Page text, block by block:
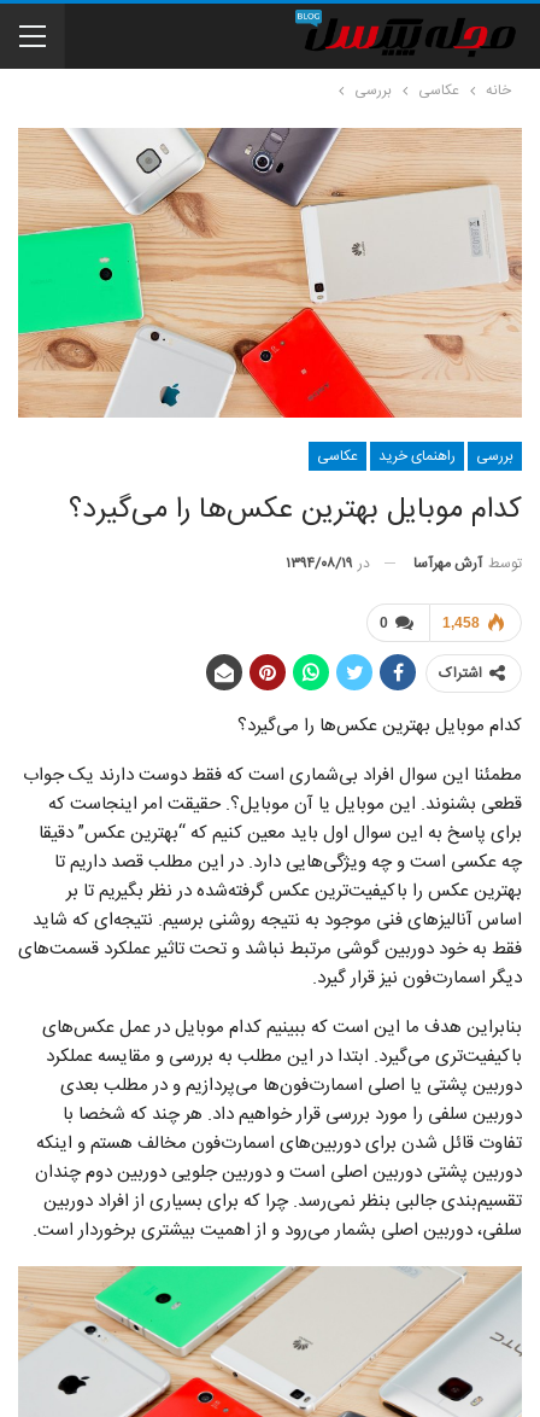
خانه عکاسی بررسی
بررسی راهنمای خرید عکاسی
کدام موبایل بهترین عکس‌ها را می‌گیرد؟
توسط آرش مهرآسا در ۱۳۹۴/۰۸/۱۹
0 1,458
اشتراک
کدام موبایل بهترین عکس‌ها را می‌گیرد؟
مطمئنا این سوال افراد بی‌شماری است که فقط دوست دارند یک جواب
قطعی بشنوند. این موبایل یا آن موبایل؟. حقیقت امر اینجاست که
برای پاسخ به این سوال اول باید معین کنیم که “بهترین عکس” دقیقا
چه عکسی است و چه ویژگی‌هایی دارد. در این مطلب قصد داریم تا
بهترین عکس را باکیفیت‌ترین عکس گرفته‌شده در نظر بگیریم تا بر
اساس آنالیزهای فنی موجود به نتیجه روشنی برسیم. نتیجه‌ای که شاید
فقط به خود دوربین گوشی مرتبط نباشد و تحت تاثیر عملکرد قسمت‌های
دیگر اسمارت‌فون نیز قرار گیرد.
بنابراین هدف ما این است که ببینیم کدام موبایل در عمل عکس‌های
باکیفیت‌تری می‌گیرد. ابتدا در این مطلب به بررسی و مقایسه عملکرد
دوربین پشتی یا اصلی اسمارت‌فون‌ها می‌پردازیم و در مطلب بعدی
دوربین سلفی را مورد بررسی قرار خواهیم داد. هر چند که شخصا با
تفاوت قائل شدن برای دوربین‌‌های اسمارت‌فون مخالف هستم و اینکه
دوربین پشتی دوربین اصلی است و دوربین جلویی دوربین دوم چندان
تقسیم‌بندی جالبی بنظر نمی‌رسد. چرا که برای بسیاری از افراد دوربین
سلفی، دوربین اصلی بشمار می‌رود و از اهمیت بیشتری برخوردار است.